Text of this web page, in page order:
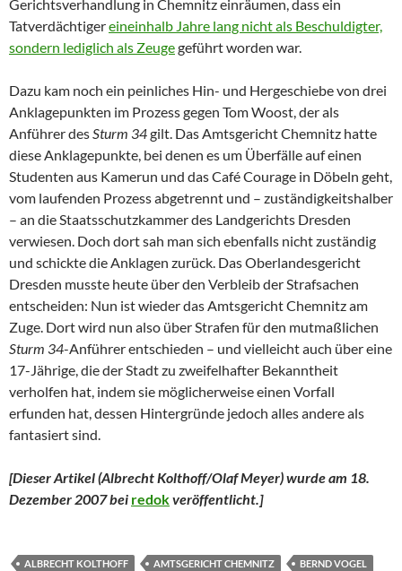
Gerichtsverhandlung in Chemnitz einräumen, dass ein
Tatverdächtigereineinhalb Jahre lang nicht als Beschuldigter,
sondern lediglich als Zeugegeführt worden war.
Dazu kam noch ein peinliches Hin- und Hergeschiebe von drei
Anklagepunkten im Prozess gegen Tom Woost, der als
Anführer desSturm 34gilt. Das Amtsgericht Chemnitz hatte
diese Anklagepunkte, bei denen es um Überfälle auf einen
Studenten aus Kamerun und das Café Courage in Döbeln geht,
vom laufenden Prozess abgetrennt und – zuständigkeitshalber
– an die Staatsschutzkammer des Landgerichts Dresden
verwiesen. Doch dort sah man sich ebenfalls nicht zuständig
und schickte die Anklagen zurück. Das Oberlandesgericht
Dresden musste heute über den Verbleib der Strafsachen
entscheiden: Nun ist wieder das Amtsgericht Chemnitz am
Zuge. Dort wird nun also über Strafen für den mutmaßlichen
Sturm 34-Anführer entschieden – und vielleicht auch über eine
17-Jährige, die der Stadt zu zweifelhafter Bekanntheit
verholfen hat, indem sie möglicherweise einen Vorfall
erfunden hat, dessen Hintergründe jedoch alles andere als
fantasiert sind.
[Dieser Artikel (Albrecht Kolthoff/Olaf Meyer) wurde am 18.
Dezember 2007 bei redokveröffentlicht.]
ALBRECHT KOLTHOFF AMTSGERICHT CHEMNITZ
BERND VOGEL